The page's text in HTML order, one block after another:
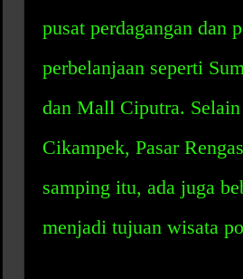
pusat perdagangan dan
perbelanjaan seperti
dan Mall Ciputra.
Cikampek, Pasar
samping itu, ada juga
menjadi tujuan wisata